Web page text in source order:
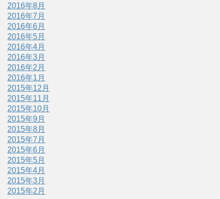
2016年8月
2016年7月
2016年6月
2016年5月
2016年4月
2016年3月
2016年2月
2016年1月
2015年12月
2015年11月
2015年10月
2015年9月
2015年8月
2015年7月
2015年6月
2015年5月
2015年4月
2015年3月
2015年2月